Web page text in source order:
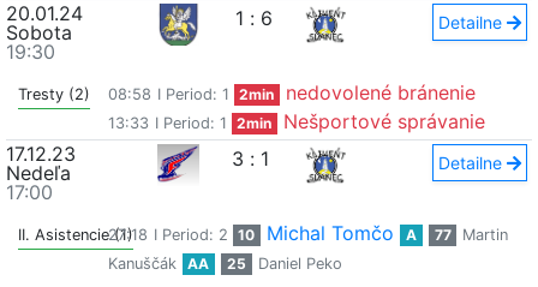
20.01.24
Sobota
19:30
1 : 6 Detailne
Tresty (2) 08:58 I Period: 1 2min nedovolené bránenie
13:33 I Period: 1 2min
Nešportové správanie
17.12.23
Nedeľa
17:00
3 : 1 Detailne
II. Asistencie (1)
27:18 I Period: 2 10 Michal Tomčo A 77
Martin
Kanuščák
AA 25 Daniel Peko